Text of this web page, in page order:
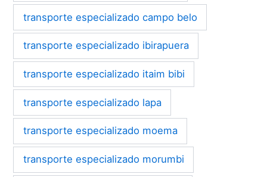
transporte especializado campo belo
transporte especializado ibirapuera
transporte especializado itaim bibi
transporte especializado lapa
transporte especializado moema
transporte especializado morumbi